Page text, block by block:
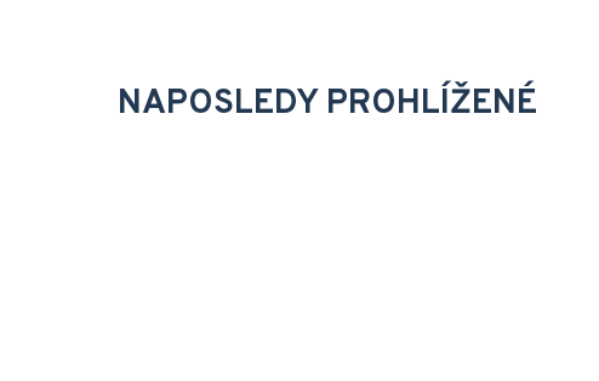
NAPOSLEDY PROHLÍŽENÉ